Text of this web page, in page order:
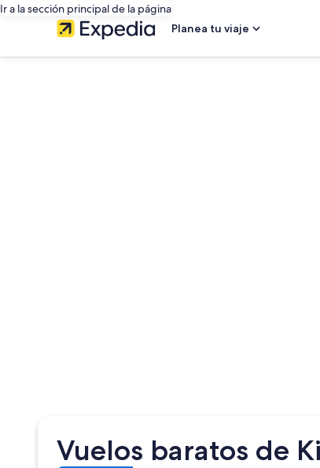
Ir a la sección principal de la página
Planea tu viaje
Vuelos baratos de